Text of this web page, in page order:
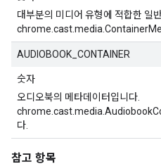
대부분의 미디어 유형에 적합한 일
AUDIOBOOK_CONTAINER
숫자
오디오북의 메타데이터입니다.
다.
참고 항목